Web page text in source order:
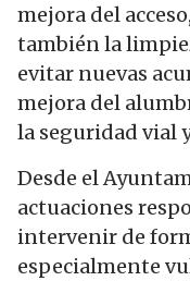
mejora del
también la
evitar nuevas
mejora del
la seguridad vial
Desde el
actuaciones
intervenir de
especialmente